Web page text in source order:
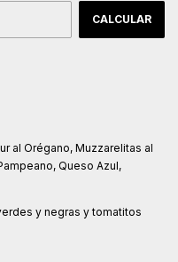
CALCULAR
al Orégano, Muzzarelitas al
Queso Azul,
y negras y tomatitos